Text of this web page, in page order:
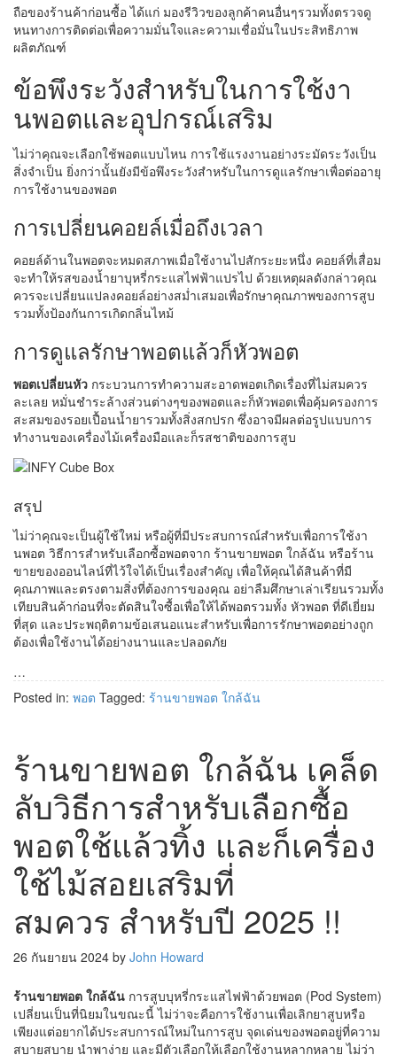
ถือของร้านค้าก่อนซื้อ ได้แก่ มองรีวิวของลูกค้าคนอื่นๆรวมทั้งตรวจดู
หนทางการติดต่อเพื่อความมั่นใจและความเชื่อมั่นในประสิทธิภาพ
ผลิตภัณฑ์
ข้อพึงระวังสำหรับในการใช้งา
นพอตและอุปกรณ์เสริม
ไม่ว่าคุณจะเลือกใช้พอตแบบไหน การใช้แรงงานอย่างระมัดระวังเป็น
สิ่งจำเป็น ยิ่งกว่านั้นยังมีข้อพึงระวังสำหรับในการดูแลรักษาเพื่อต่ออายุ
การใช้งานของพอต
การเปลี่ยนคอยล์เมื่อถึงเวลา
คอยล์ด้านในพอตจะหมดสภาพเมื่อใช้งานไปสักระยะหนึ่ง คอยล์ที่เสื่อม
จะทำให้รสของน้ำยาบุหรี่กระแสไฟฟ้าแปรไป ด้วยเหตุผลดังกล่าวคุณ
ควรจะเปลี่ยนแปลงคอยล์อย่างสม่ำเสมอเพื่อรักษาคุณภาพของการสูบ
รวมทั้งป้องกันการเกิดกลิ่นไหม้
การดูแลรักษาพอตแล้วก็หัวพอต
พอตเปลี่ยนหัว กระบวนการทำความสะอาดพอตเกิดเรื่องที่ไม่สมควร
ละเลย หมั่นชำระล้างส่วนต่างๆของพอตและก็หัวพอตเพื่อคุ้มครองการ
สะสมของรอยเปื้อนน้ำยารวมทั้งสิ่งสกปรก ซึ่งอาจมีผลต่อรูปแบบการ
ทำงานของเครื่องไม้เครื่องมือและก็รสชาติของการสูบ
สรุป
ไม่ว่าคุณจะเป็นผู้ใช้ใหม่ หรือผู้ที่มีประสบการณ์สำหรับเพื่อการใช้งา
นพอต วิธีการสำหรับเลือกซื้อพอตจาก ร้านขายพอต ใกล้ฉัน หรือร้าน
ขายของออนไลน์ที่ไว้ใจได้เป็นเรื่องสำคัญ เพื่อให้คุณได้สินค้าที่มี
คุณภาพและตรงตามสิ่งที่ต้องการของคุณ อย่าลืมศึกษาเล่าเรียนรวมทั้ง
เทียบสินค้าก่อนที่จะตัดสินใจซื้อเพื่อให้ได้พอตรวมทั้ง หัวพอต ที่ดีเยี่ยม
ที่สุด และประพฤติตามข้อเสนอแนะสำหรับเพื่อการรักษาพอตอย่างถูก
ต้องเพื่อใช้งานได้อย่างนานและปลอดภัย
…
Posted in: พอต Tagged: ร้านขายพอต ใกล้ฉัน
ร้านขายพอต ใกล้ฉัน เคล็ด
ลับวิธีการสำหรับเลือกซื้อ
พอตใช้แล้วทิ้ง และก็เครื่อง
ใช้ไม้สอยเสริมที่
สมควร สำหรับปี 2025 !!
26 กันยายน 2024 by John Howard
ร้านขายพอต ใกล้ฉัน การสูบบุหรี่กระแสไฟฟ้าด้วยพอต (Pod System)
เปลี่ยนเป็นที่นิยมในขณะนี้ ไม่ว่าจะคือการใช้งานเพื่อเลิกยาสูบหรือ
เพียงแต่อยากได้ประสบการณ์ใหม่ในการสูบ จุดเด่นของพอตอยู่ที่ความ
สบายสบาย นำพาง่าย และมีตัวเลือกให้เลือกใช้งานหลากหลาย ไม่ว่า